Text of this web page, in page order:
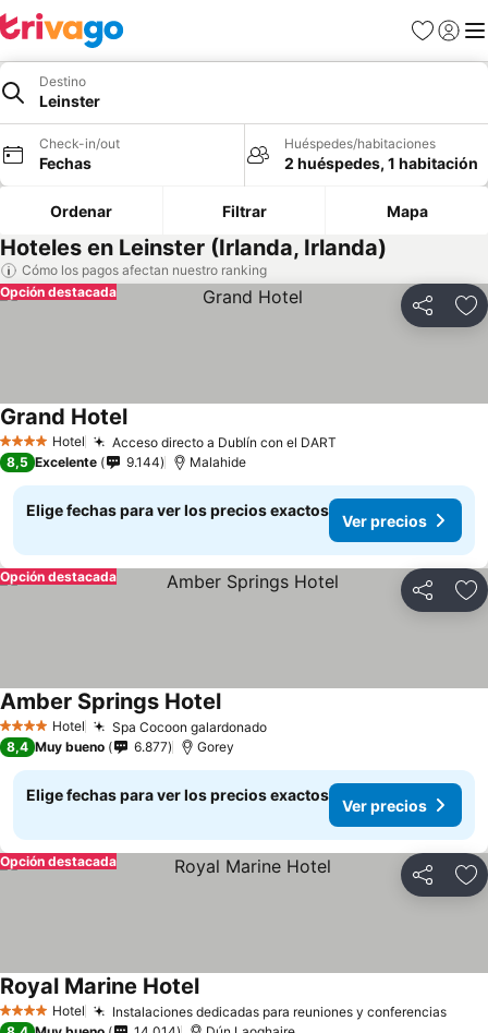
Favoritos
Iniciar
Destino
Leinster
Check-in/out
Fechas
Huéspedes/habitaciones
2 huéspedes, 1 habitación
Ordenar Filtrar Mapa
Hoteles en Leinster (Irlanda, Irlanda)
Cómo los pagos afectan nuestro ranking
Compartir
Opción destacada
4 EstrellasHotel Acceso directo a Dublín con el DART
Grand Hotel
8,5 Excelente 9.144 Malahide
Elige fechas para ver los precios exactos
Ver precios
Compartir
Opción destacada
4 EstrellasHotel Spa Cocoon galardonado
Amber Springs Hotel
8,4 Muy bueno 6.877 Gorey
Elige fechas para ver los precios exactos
Ver precios
Compartir
Opción destacada
4 EstrellasHotel Instalaciones dedicadas para reuniones y conferencias
Royal Marine Hotel